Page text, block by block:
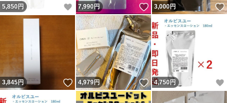
5,850 円 いいね！
7,990円 いいね！
3,000円
3,845円 いいね！
4,979円 いいね！
4,750 円